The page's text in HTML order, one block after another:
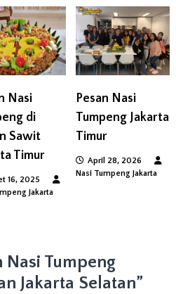
Nasi
di
Sawit
Timur
16, 2025
Jakarta
Pesan Nasi
Tumpeng Jakarta
Timur
April 28, 2026
Nasi Tumpeng Jakarta
Nasi Tumpeng
Jakarta Selatan”